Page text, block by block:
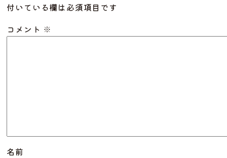
付いている欄は必須項目です
コメント ※
名前